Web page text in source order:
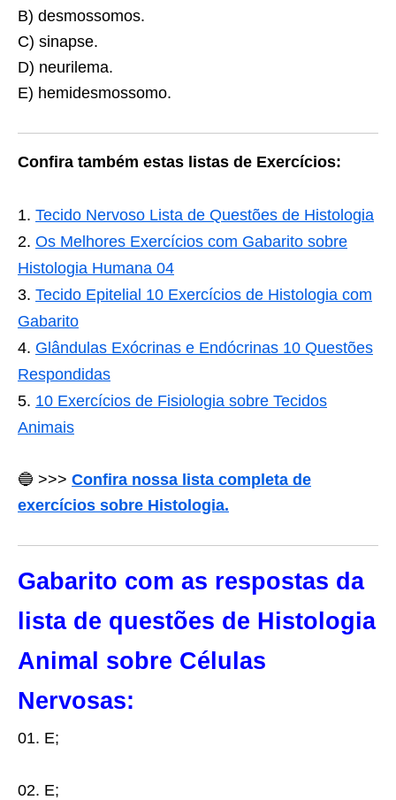
B) desmossomos.
C) sinapse.
D) neurilema.
E) hemidesmossomo.
Confira também estas listas de Exercícios:
Tecido Nervoso Lista de Questões de Histologia
Os Melhores Exercícios com Gabarito sobre
Histologia Humana 04
Tecido Epitelial 10 Exercícios de Histologia com
Gabarito
Glândulas Exócrinas e Endócrinas 10 Questões
Respondidas
10 Exercícios de Fisiologia sobre Tecidos
Animais
🔵 >>> Confira nossa lista completa de
exercícios sobre Histologia.
Gabarito com as respostas da
lista de questões de Histologia
Animal sobre Células
Nervosas:
01. E;
02. E;